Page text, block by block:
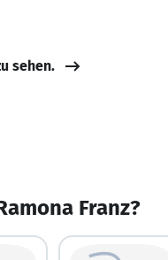
sehen.
Franz?